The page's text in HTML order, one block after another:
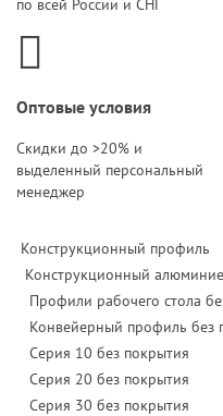
по всей России и СНГ
Оптовые условия
Скидки до >20% и
выделенный персональный
менеджер
Конструкционный профиль
Конструкционный
Профили рабочего стола
Конвейерный профиль без
Серия 10 без покрытия
Серия 20 без покрытия
Серия 30 без покрытия